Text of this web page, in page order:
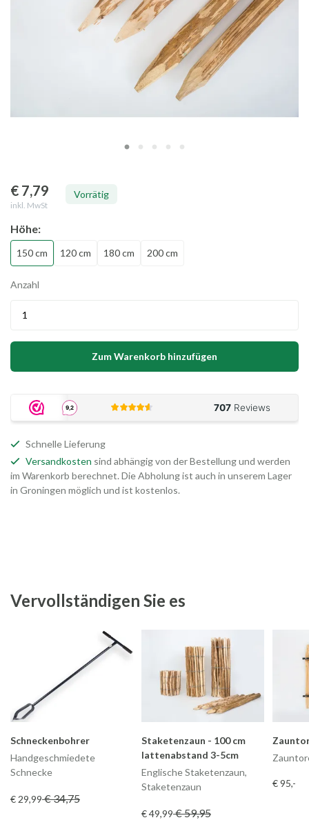
€ 7,79
inkl. MwSt
Vorrätig
Höhe:
150 cm 120 cm 180 cm 200 cm
Anzahl
Zum Warenkorb hinzufügen
Schnelle Lieferung
Versandkosten sind abhängig von der Bestellung und werden
im Warenkorb berechnet. Die Abholung ist auch in unserem Lager
in Groningen möglich und ist kostenlos.
Vervollständigen Sie es
Schneckenbohrer
Handgeschmiedete
Schnecke
€ 29,99€ 34,75
Staketenzaun - 100 cm
lattenabstand 3-5cm
Englische Staketenzaun,
Staketenzaun
€ 49,99€ 59,95
€ 95,-